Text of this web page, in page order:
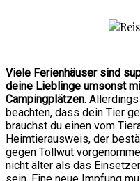
Viele Ferienhäuser sind
deine Lieblinge umsonst
Campingplätzen.
beachten, dass dein Tier
brauchst du einen vom
Heimtierausweis, der
gegen Tollwut
nicht älter als das